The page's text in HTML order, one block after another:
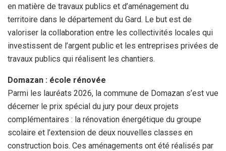
en matière de travaux publics et d’aménagement du
territoire dans le département du Gard. Le but est de
valoriser la collaboration entre les collectivités locales qui
investissent de l’argent public et les entreprises privées de
travaux publics qui réalisent les chantiers.
Domazan : école rénovée
Parmi les lauréats 2026, la commune de Domazan s’est vue
décerner le prix spécial du jury pour deux projets
complémentaires : la rénovation énergétique du groupe
scolaire et l’extension de deux nouvelles classes en
construction bois. Ces aménagements ont été réalisés par